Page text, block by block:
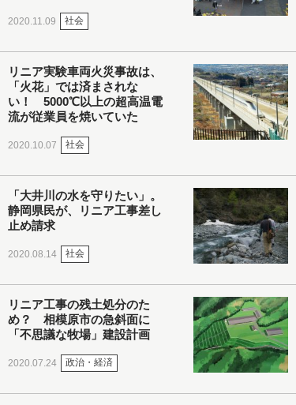
2020.11.09 社会
リニア実験車両火災事故は、
「火花」では済まされな
い！ 5000℃以上の超高温電
流が従業員を焼いていた
2020.10.07 社会
「大井川の水を守りたい」。
静岡県民が、リニア工事差し
止め請求
2020.08.14 社会
リニア工事の残土処分のた
め？ 相模原市の急斜面に
「不思議な牧場」建設計画
2020.07.24 政治・経済